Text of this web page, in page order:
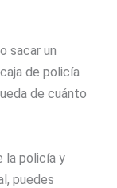
sacar un
de policía
de cuánto
la policía y
puedes